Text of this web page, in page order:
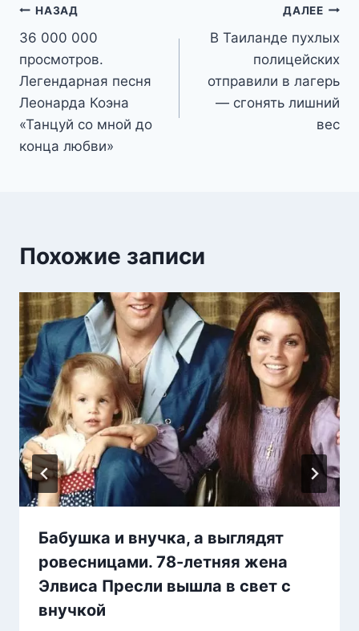
Навигация
по
записям
НАЗАД
36 000 000
просмотров.
Легендарная песня
Леонарда Коэна
«Танцуй со мной до
конца любви»
ДАЛЕЕ
В Таиланде пухлых
полицейских
отправили в лагерь
— сгонять лишний
вес
Похожие записи
Бабушка и внучка, а выглядят
ровесницами. 78-летняя жена
Элвиса Пресли вышла в свет с
внучкой